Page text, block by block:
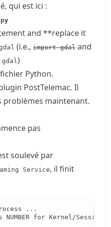
qui est ici :
and **replace it
(i.e., import gdal and
gdal)
Python.
PostTelemac. Il
maintenant.
pas
soulevé par
Service, il finit
...
NUMBER for Kernel/Session